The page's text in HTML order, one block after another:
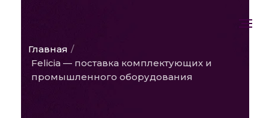
Главная /
Felicia — поставка комплектующих и
промышленного оборудования